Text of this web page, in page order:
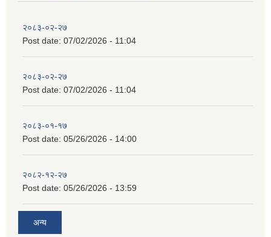
२०८३-०२-२७
Post date: 07/02/2026 - 11:04
२०८३-०२-२७
Post date: 07/02/2026 - 11:04
२०८३-०१-१७
Post date: 05/26/2026 - 14:00
२०८२-१२-२७
Post date: 05/26/2026 - 13:59
अन्य